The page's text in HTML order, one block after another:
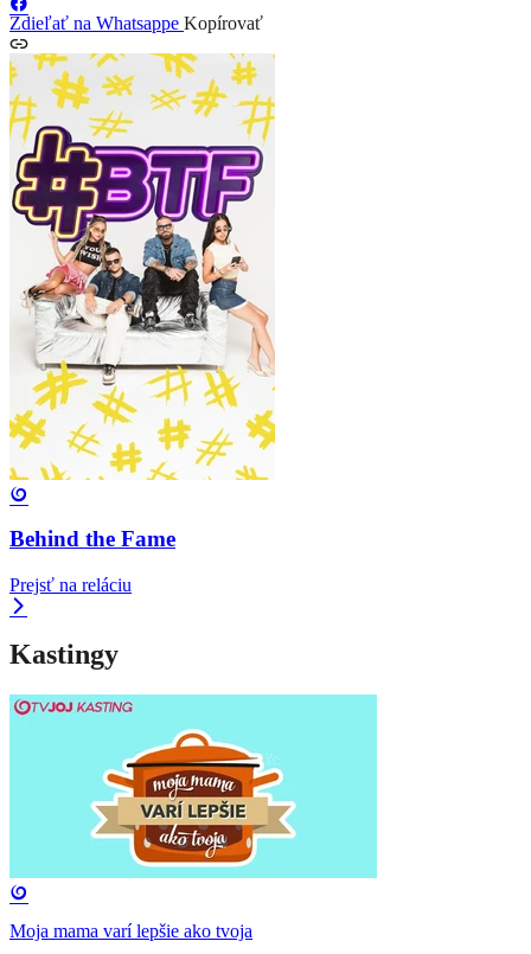
Zdieľať na Whatsappe Kopírovať
Behind the Fame
Prejsť na reláciu
Kastingy
Moja mama varí lepšie ako tvoja